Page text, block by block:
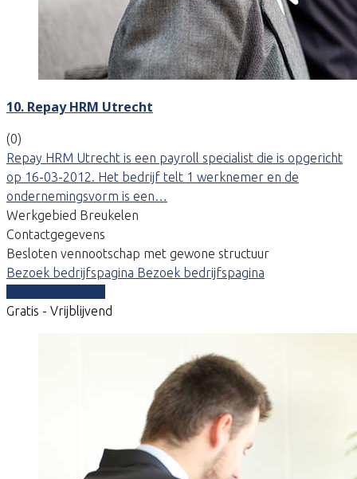
10. Repay HRM Utrecht
(0)
Repay HRM Utrecht is een payroll specialist die is opgericht
op 16-03-2012. Het bedrijf telt 1 werknemer en de
ondernemingsvorm is een…
Werkgebied Breukelen
Contactgegevens
Besloten vennootschap met gewone structuur
Bezoek bedrijfspagina Bezoek bedrijfspagina
Gratis - Vrijblijvend